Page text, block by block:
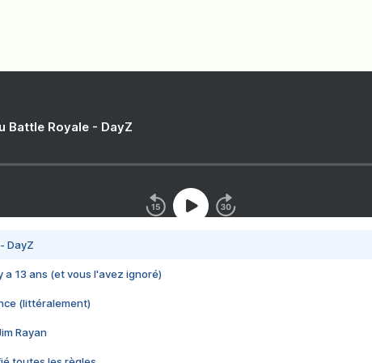
Battle Royale - DayZ
DayZ
a 13 ans (et vous l'avez ignoré)
(littéralement)
Rayan